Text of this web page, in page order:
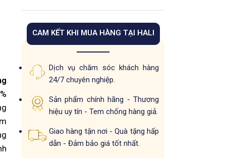
CAM KẾT KHI MUA HÀNG TẠI HALI
Dịch vụ chăm sóc khách hàng
24/7 chuyên nghiệp.
Sản phẩm chính hãng - Thương
hiệu uy tín - Tem chống hàng giả.
Giao hàng tận nơi - Quà tặng hấp
dẫn - Đảm bảo giá tốt nhất.